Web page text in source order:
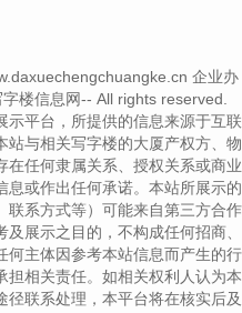
企业办
楼信息网-- All rights reserved.
示平台，所提供的信息来源于互联
站与相关写字楼的大厦产权方、物
在任何隶属关系、授权关系或商业
息或作出任何承诺。本站所展示的
联系方式等）可能来自第三方合作
展示之目的，不构成任何招商、
何主体因参考本站信息而产生的行
担相关责任。如相关权利人认为本
联系处理，本平台将在核实后及